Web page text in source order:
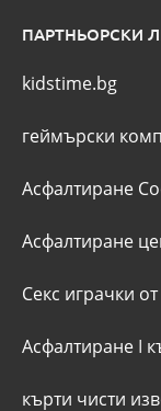
ПАРТНЬОРСКИ
kidstime.bg
геймърски
Асфалтиране
Асфалтиране
Секс играчки
Асфалтиране I
кърти чисти